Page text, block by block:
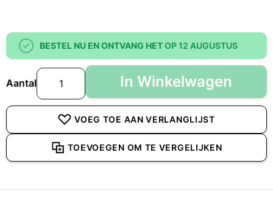
BESTEL NU EN ONTVANG HETOP 12 AUGUSTUS
Aantal In Winkelwagen
VOEG TOE AAN VERLANGLIJST
TOEVOEGEN OM TE VERGELIJKEN